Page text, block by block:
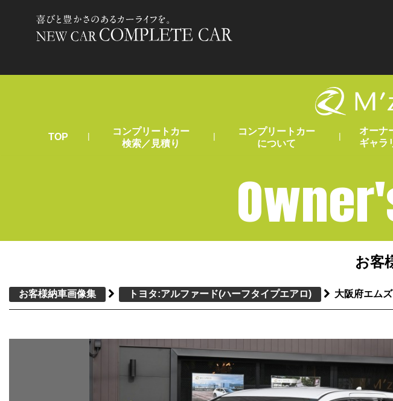
TOP |
コンプリートカー
検索／見積り
|
コンプリートカー
について
|
オーナ
ギャラ
お客
お客様納車画像集 トヨタ:アルファード(ハーフタイプエアロ) 大阪府エム